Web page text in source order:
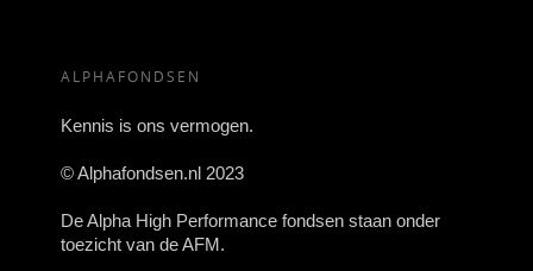
ALPHAFONDSEN
Kennis is ons vermogen.
© Alphafondsen.nl 2023
De Alpha High Performance fondsen staan onder
toezicht van de AFM.